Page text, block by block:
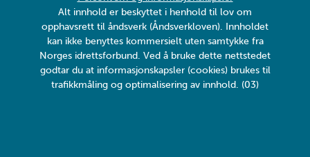
Alt innhold er beskyttet i henhold til lov om
opphavsrett til åndsverk (Åndsverkloven). Innholdet
kan ikke benyttes kommersielt uten samtykke fra
Norges idrettsforbund. Ved å bruke dette nettstedet
godtar du at informasjonskapsler (cookies) brukes til
trafikkmåling og optimalisering av innhold. (03)